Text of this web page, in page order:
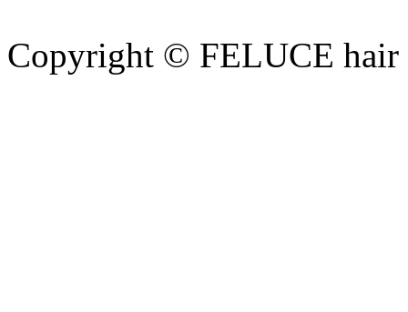
Copyright © FELUCE hair